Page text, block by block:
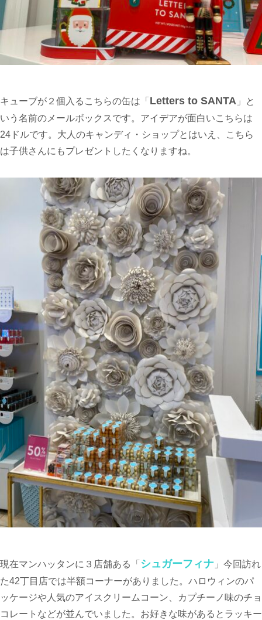
キューブが２個入るこちらの缶は「 Letters to SANTA 」と
いう名前のメールボックスです。アイデアが面白いこちらは
24ドルです。大人のキャンディ・ショップとはいえ、こちら
は子供さんにもプレゼントしたくなりますね。
現在マンハッタンに３店舗ある「 シュガーフィナ 」今回訪れ
た42丁目店では半額コーナーがありました。ハロウィンのパ
ッケージや人気のアイスクリームコーン、カプチーノ味のチョ
コレートなどが並んでいました。お好きな味があるとラッキー